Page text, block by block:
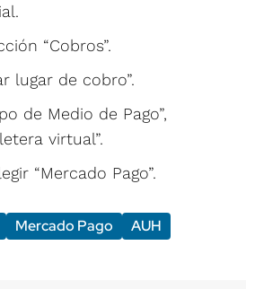
“Cobros”.
lugar de cobro”.
de Medio de Pago”,
virtual”.
“Mercado Pago”.
Mercado Pago
AUH